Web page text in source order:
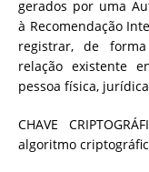
gerados por uma
à Recomendação
registrar, de
relação existente
pessoa física,
CHAVE
algoritmo